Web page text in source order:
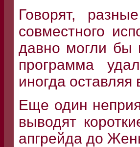
Говорят,
совместного
давно могли бы
программа
иногда
Еще один
выводят
апгрейда до